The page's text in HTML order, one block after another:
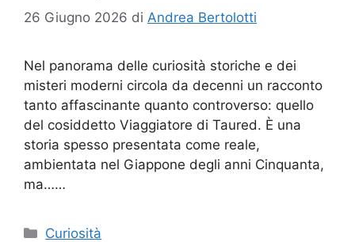
26 Giugno 2026 di Andrea Bertolotti
Nel panorama delle curiosità storiche e dei
misteri moderni circola da decenni un racconto
tanto affascinante quanto controverso: quello
del cosiddetto Viaggiatore di Taured. È una
storia spesso presentata come reale,
ambientata nel Giappone degli anni Cinquanta,
ma……
Categorie
Curiosità